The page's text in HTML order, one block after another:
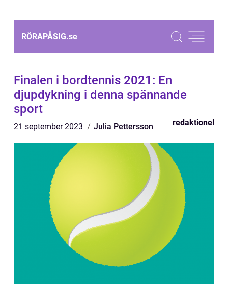
RÖRAPÅSIG.se
Finalen i bordtennis 2021: En
djupdykning i denna spännande
sport
21 september 2023 Julia Pettersson redaktionel